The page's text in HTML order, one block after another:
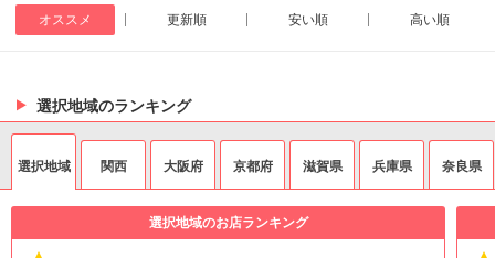
オススメ 更新順 安い順 高い順
選択地域のランキング
選択地域 関西 大阪府 京都府 滋賀県 兵庫県 奈良県
選択地域のお店ランキング